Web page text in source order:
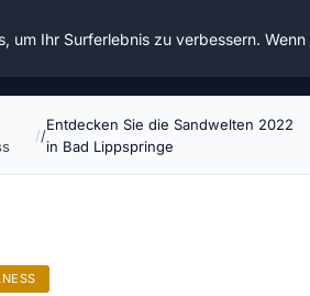
Entdecken Sie die Sandwelten 2022
in Bad Lippspringe
um Ihr Surferlebnis zu verbessern.